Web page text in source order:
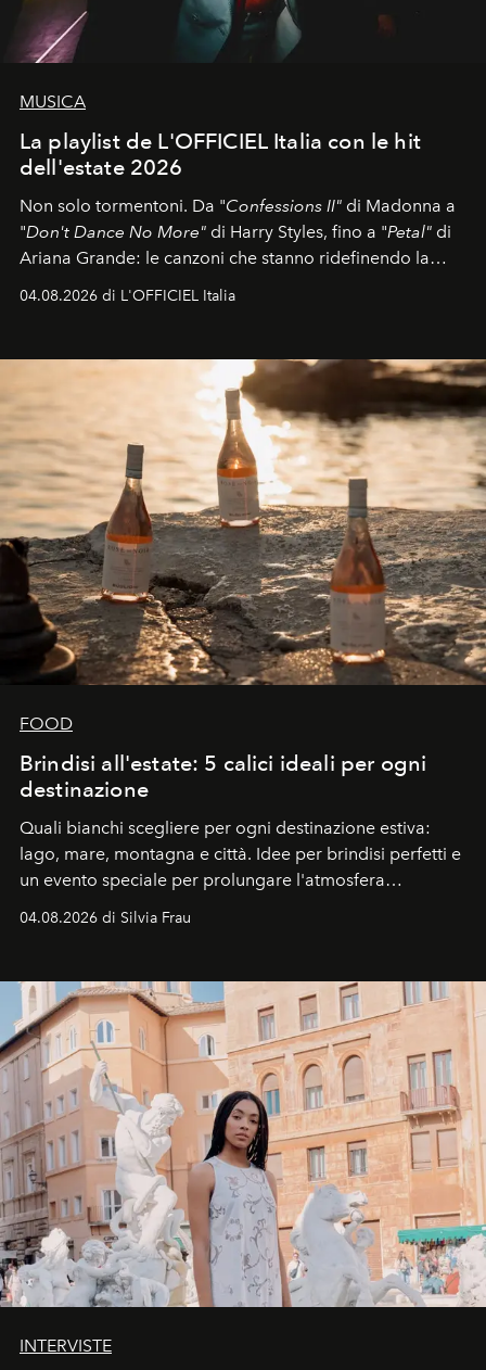
MUSICA
La playlist de L'OFFICIEL Italia con le hit
dell'estate 2026
Non solo tormentoni. Da "Confessions II" di Madonna a
"Don't Dance No More" di Harry Styles, fino a "Petal" di
Ariana Grande: le canzoni che stanno ridefinendo la
04.08.2026 di L'OFFICIEL Italia
FOOD
Brindisi all'estate: 5 calici ideali per ogni
destinazione
Quali bianchi scegliere per ogni destinazione estiva:
lago, mare, montagna e città. Idee per brindisi perfetti e
un evento speciale per prolungare l'atmosfera
04.08.2026 di Silvia Frau
INTERVISTE